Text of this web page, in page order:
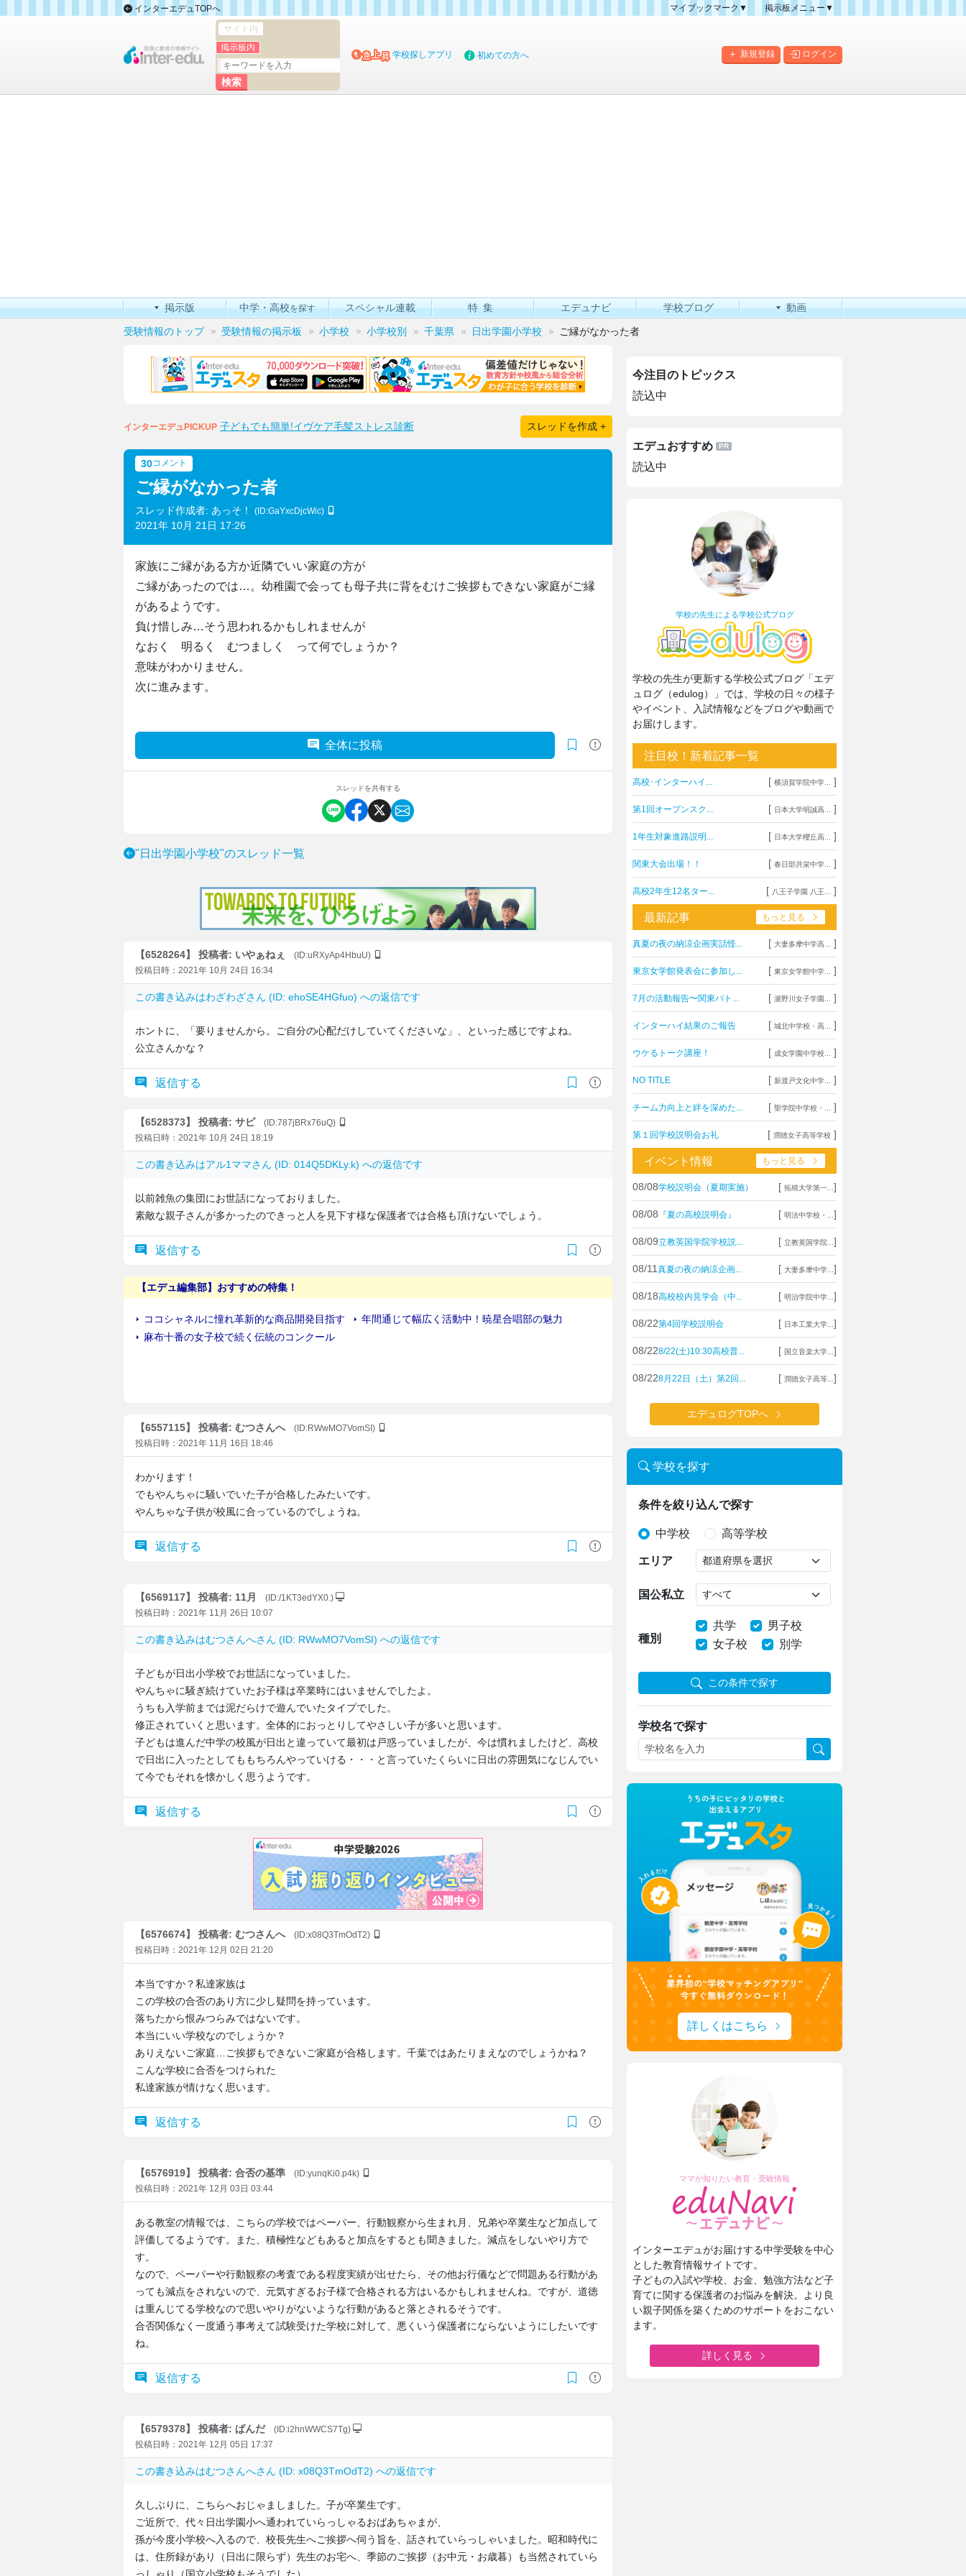
インターエデュTOPへ
マイブックマーク▼
掲示板メニュー▼
掲示板マップ
新規登録 ログイン
サイト内
掲示板内
学校探しアプリ 初めての方へ
掲示版 中学・高校を探す スペシャル連載 特集 エデュナビ 学校ブログ 動画
受験情報のトップ 受験情報の掲示板 小学校 小学校別 千葉県 日出学園小学校 ご縁がなかった者
インターエデュPICKUP 子どもでも簡単!イヴケア毛髪ストレス診断 スレッドを作成 +
30コメント
ご縁がなかった者
スレッド作成者: あっそ！ (ID:GaYxcDjcWic)
2021年 10月 21日 17:26
家族にご縁がある方か近隣でいい家庭の方が
ご縁があったのでは…。幼稚園で会っても母子共に背をむけご挨拶もできない家庭がご縁
があるようです。
負け惜しみ…そう思われるかもしれませんが
なおく 明るく むつましく って何でしょうか？
意味がわかりません。
次に進みます。
全体に投稿
スレッドを共有する
"日出学園小学校"のスレッド一覧
【6528264】 投稿者: いやぁねぇ
(ID:uRXyAp4HbuU)
投稿日時：2021年 10月 24日 16:34
この書き込みはわざわざさん (ID: ehoSE4HGfuo) への返信です
ホントに、「要りませんから。ご自分の心配だけしていてくださいな」、といった感じですよね。
公立さんかな？
返信する
【6528373】 投稿者: サピ
(ID:787jBRx76uQ)
投稿日時：2021年 10月 24日 18:19
この書き込みはアル1ママさん (ID: 014Q5DKLy.k) への返信です
以前雑魚の集団にお世話になっておりました。
素敵な親子さんが多かったのできっと人を見下す様な保護者では合格も頂けないでしょう。
返信する
【6557115】 投稿者: むつさんへ
(ID:RWwMO7VomSI)
投稿日時：2021年 11月 16日 18:46
わかります！
でもやんちゃに騒いでいた子が合格したみたいです。
やんちゃな子供が校風に合っているのでしょうね。
返信する
【6569117】 投稿者: 11月
(ID:/1KT3edYX0.)
投稿日時：2021年 11月 26日 10:07
この書き込みはむつさんへさん (ID: RWwMO7VomSI) への返信です
子どもが日出小学校でお世話になっていました。
やんちゃに騒ぎ続けていたお子様は卒業時にはいませんでしたよ。
うちも入学前までは泥だらけで遊んでいたタイプでした。
修正されていくと思います。全体的におっとりしてやさしい子が多いと思います。
子どもは進んだ中学の校風が日出と違っていて最初は戸惑っていましたが、今は慣れましたけど、高校
で日出に入ったとしてももちろんやっていける・・・と言っていたくらいに日出の雰囲気になじんでい
て今でもそれを懐かしく思うようです。
返信する
【6576674】 投稿者: むつさんへ
(ID:x08Q3TmOdT2)
投稿日時：2021年 12月 02日 21:20
本当ですか？私達家族は
この学校の合否のあり方に少し疑問を持っています。
落ちたから恨みつらみではないです。
本当にいい学校なのでしょうか？
ありえないご家庭…ご挨拶もできないご家庭が合格します。千葉ではあたりまえなのでしょうかね？
こんな学校に合否をつけられた
私達家族が情けなく思います。
返信する
【6576919】 投稿者: 合否の基準
(ID:yunqKi0.p4k)
投稿日時：2021年 12月 03日 03:44
ある教室の情報では、こちらの学校ではペーパー、行動観察から生まれ月、兄弟や卒業生など加点して
評価してるようです。また、積極性などもあると加点をするとも聞きました。減点をしないやり方で
す。
なので、ペーパーや行動観察の考査である程度実績が出せたら、その他お行儀などで問題ある行動があ
っても減点をされないので、元気すぎるお子様で合格される方はいるかもしれませんね。ですが、道徳
は重んじてる学校なので思いやりがないような行動があると落とされるそうです。
合否関係なく一度通う事考えて試験受けた学校に対して、悪くいう保護者にならないようにしたいです
ね。
返信する
【6579378】 投稿者: ぱんだ
(ID:i2hnWWCS7Tg)
投稿日時：2021年 12月 05日 17:37
この書き込みはむつさんへさん (ID: x08Q3TmOdT2) への返信です
久しぶりに、こちらへおじゃましました。子が卒業生です。
ご近所で、代々日出学園小へ通われていらっしゃるおばあちゃまが、
孫が今度小学校へ入るので、校長先生へご挨拶へ伺う旨を、話されていらっしゃいました。昭和時代に
は、住所録があり（日出に限らず）先生のお宅へ、季節のご挨拶（お中元・お歳暮）も当然されていら
今注目のトピックス
読込中
エデュおすすめ
読込中
学校の先生による学校公式ブログ
学校の先生が更新する学校公式ブログ「エデ
ュログ（edulog）」では、学校の日々の様子
やイベント、入試情報などをブログや動画で
お届けします。
注目校！新着記事一覧
高校･インターハイ... [ 横須賀学院中学... ]
第1回オープンスク... [ 日本大学明誠高... ]
1年生対象進路説明... [ 日本大学櫻丘高... ]
関東大会出場！！ [ 春日部共栄中学... ]
高校2年生12名ター... [ 八王子学園 八王... ]
最新記事 もっと見る
真夏の夜の納涼企画実話怪... [ 大妻多摩中学高... ]
東京女学館発表会に参加し... [ 東京女学館中学... ]
7月の活動報告〜関東バト... [ 瀧野川女子学園... ]
インターハイ結果のご報告 [ 城北中学校・高... ]
ウケるトーク講座！ [ 成女学園中学校... ]
NO TITLE [ 新渡戸文化中学... ]
チーム力向上と絆を深めた... [ 聖学院中学校・... ]
第１回学校説明会お礼 [ 潤徳女子高等学校 ]
イベント情報 もっと見る
08/08学校説明会（夏期実施） [ 拓殖大学第一... ]
08/08 『夏の高校説明会』 [ 明法中学校・... ]
08/09立教英国学院学校説... [ 立教英国学院... ]
08/11 真夏の夜の納涼企画... [ 大妻多摩中学... ]
08/18高校校内見学会（中... [ 明治学院中学... ]
08/22第4回学校説明会 [ 日本工業大学... ]
08/228/22(土)10:30高校普... [ 国立音楽大学... ]
08/228月22日（土）第2回... [ 潤徳女子高等... ]
エデュログTOPへ
学校を探す
条件を絞り込んで探す
中学校 高等学校
エリア
国公私立
種別
共学
男子校
女子校
別学
この条件で探す
学校名で探す
詳しくはこちら
ママが知りたい教育・受験情報
インターエデュがお届けする中学受験を中心
とした教育情報サイトです。
子どもの入試や学校、お金、勉強方法など子
育てに関する保護者のお悩みを解決。より良
い親子関係を築くためのサポートをおこない
ます。
詳しく見る